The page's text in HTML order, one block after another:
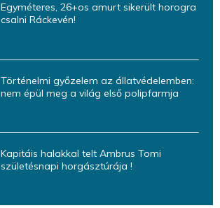
Egyméteres, 26+os amurt sikerült horogra
csalni Ráckevén!
Történelmi győzelem az állatvédelemben:
nem épül meg a világ első polipfarmja
Kapitáis halakkal telt Ambrus Tomi
születésnapi horgásztúrája !